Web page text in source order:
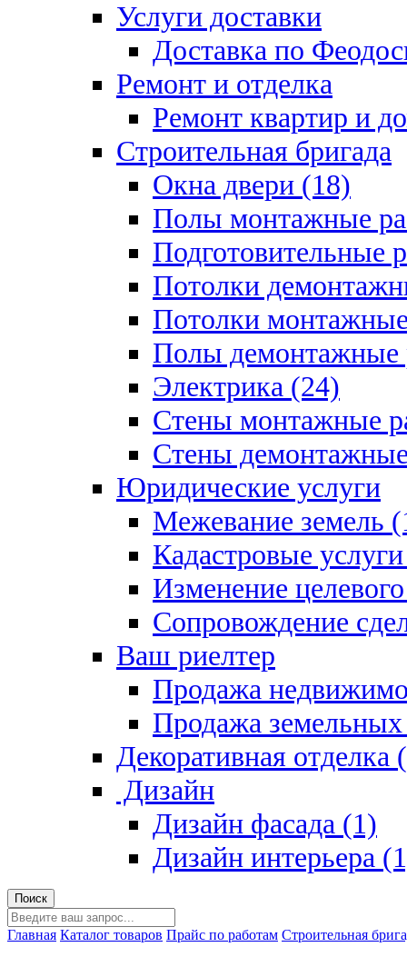
Услуги доставки
Доставка по
Ремонт и отделка
Ремонт квартир и
Строительная бригада
Окна двери (18)
Полы монтажные
Подготовительные
Потолки
Потолки
Полы демонтажные
Электрика (24)
Стены монтажные
Стены
Юридические услуги
Межевание земель
Кадастровые
Изменение
Сопровождение
Ваш риелтер
Продажа
Продажа земельных
Декоративная отделка
Дизайн
Дизайн фасада (1)
Дизайн интерьера
Главная Каталог товаров Прайс по работам Строительная